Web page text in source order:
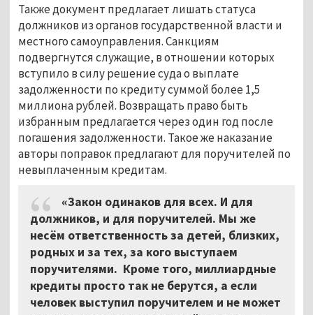
Также документ предлагает лишать статуса
должников из органов государственной власти и
местного самоуправления. Санкциям
подвергнутся служащие, в отношении которых
вступило в силу решение суда о выплате
задолженности по кредиту суммой более 1,5
миллиона рублей. Возвращать право быть
избранным предлагается через один год после
погашения задолженности. Такое же наказание
авторы поправок предлагают для поручителей по
невыплаченным кредитам.
«Закон одинаков для всех. И для
должников, и для поручителей. Мы же
несём ответственность за детей, близких,
родных и за тех, за кого выступаем
поручителями. Кроме того, миллиардные
кредиты просто так не берутся, а если
человек выступил поручителем и не может